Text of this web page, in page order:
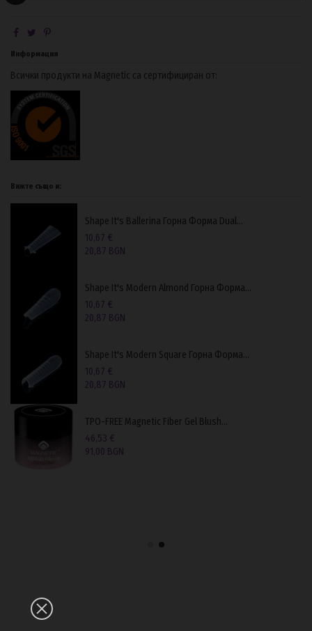
Информация
Всички продукти на Magnetic са сертифициран от:
Вижте също и:
Shape It's Ballerina Горнa Формa Dual...
10,67 €
20,87 BGN
Shape It's Modern Almond Горнa Формa...
10,67 €
20,87 BGN
Shape It's Modern Square Горнa Формa...
10,67 €
20,87 BGN
TPO-FREE Magnetic Fiber Gel Blush...
46,53 €
91,00 BGN